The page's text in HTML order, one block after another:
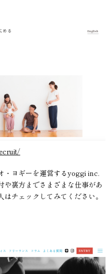
・ヨギーを運営するyoggi inc.
や裏方までさまざまな仕事があ
チェックしてみてください。